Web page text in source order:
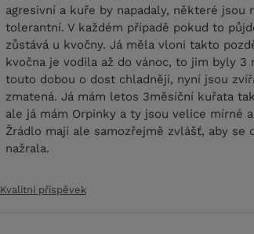
agresivní a kuře by napadaly, některé jsou
tolerantní. V každém případě pokud to
zůstává u kvočny. Já měla vloni takto
kvočna je vodila až do vánoc, to jim byly 3
touto dobou o dost chladněji, nyní jsou
zmatená. Já mám letos 3měsíční kuřata
ale já mám Orpinky a ty jsou velice mírné
Žrádlo mají ale samozřejmě zvlášť, aby se
nažrala.
Kvalitní příspěvek